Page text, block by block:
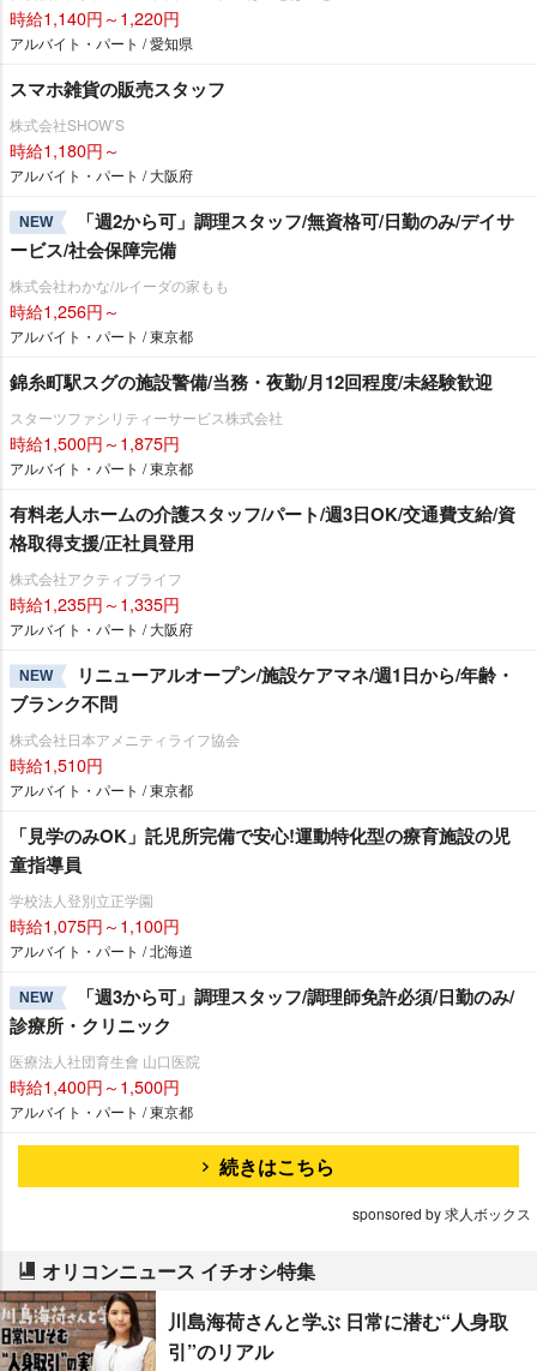
時給1,140円～1,220円
アルバイト・パート / 愛知県
スマホ雑貨の販売スタッフ
株式会社SHOW’S
時給1,180円～
アルバイト・パート / 大阪府
NEW
「週2から可」調理スタッフ/無資格可/日勤のみ/デイサ
ービス/社会保障完備
株式会社わかな/ルイーダの家もも
時給1,256円～
アルバイト・パート / 東京都
錦糸町駅スグの施設警備/当務・夜勤/月12回程度/未経験歓迎
スターツファシリティーサービス株式会社
時給1,500円～1,875円
アルバイト・パート / 東京都
有料老人ホームの介護スタッフ/パート/週3日OK/交通費支給/資
格取得支援/正社員登用
株式会社アクティブライフ
時給1,235円～1,335円
アルバイト・パート / 大阪府
NEW
リニューアルオープン/施設ケアマネ/週1日から/年齢・
ブランク不問
株式会社日本アメニティライフ協会
時給1,510円
アルバイト・パート / 東京都
「見学のみOK」託児所完備で安心!運動特化型の療育施設の児
童指導員
学校法人登別立正学園
時給1,075円～1,100円
アルバイト・パート / 北海道
NEW
「週3から可」調理スタッフ/調理師免許必須/日勤のみ/
診療所・クリニック
医療法人社団育生會 山口医院
時給1,400円～1,500円
アルバイト・パート / 東京都
続きはこちら
sponsored by 求人ボックス
オリコンニュース イチオシ特集
川島海荷さんと学ぶ 日常に潜む“人身取
引”のリアル